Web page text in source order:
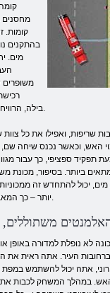
מחסנים
קומות.
בהתקנים
מים.
משופרים
בילה, הרוויח לאחר לחימה באש בהצלחה.
שריפות, ואפילו את כל
האש, וכאשר נכנס שיחה
תפקיד ספציפי, כך עבור
ביותר. בסיפור,
יכול להתחדש זה
יותר – כך המאבק יהיה יעיל יותר עם הלהבה.
לא נופלת למדורה באופן
העיר. אתה ראית את
אתה יכול להשתמש
במהלך המשחק לכבות